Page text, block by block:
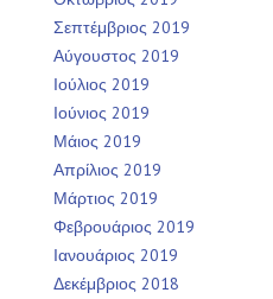
Σεπτέμβριος 2019
Αύγουστος 2019
Ιούλιος 2019
Ιούνιος 2019
Μάιος 2019
Απρίλιος 2019
Μάρτιος 2019
Φεβρουάριος 2019
Ιανουάριος 2019
Δεκέμβριος 2018